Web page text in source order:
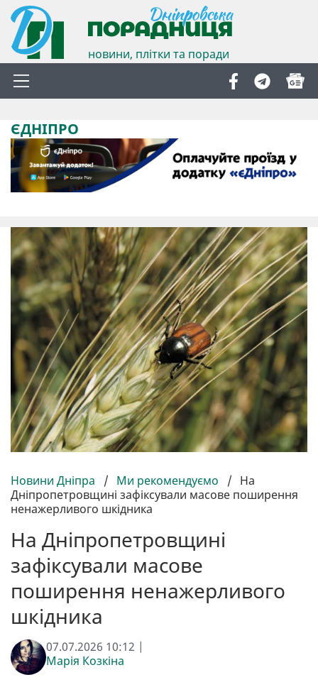
новини, плітки та поради
ЄДНІПРО
Новини Дніпра / Ми рекомендуємо / На
Дніпропетровщині зафіксували масове поширення
ненажерливого шкідника
На Дніпропетровщині
зафіксували масове
поширення ненажерливого
шкідника
07.07.2026 10:12 |
Марія Козкіна